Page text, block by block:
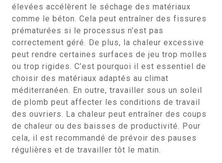
élevées accélèrent le séchage des matériaux
comme le béton. Cela peut entraîner des fissures
prématurées si le processus n’est pas
correctement géré. De plus, la chaleur excessive
peut rendre certaines surfaces de jeu trop molles
ou trop rigides. C’est pourquoi il est essentiel de
choisir des matériaux adaptés au climat
méditerranéen. En outre, travailler sous un soleil
de plomb peut affecter les conditions de travail
des ouvriers. La chaleur peut entraîner des coups
de chaleur ou des baisses de productivité. Pour
cela, il est recommandé de prévoir des pauses
régulières et de travailler tôt le matin.